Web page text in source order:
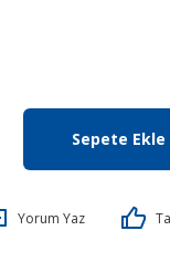
Sepete Ekle
Yorum Yaz